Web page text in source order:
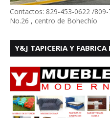
Contactos: 829-453-0622 /
No.26 , centro de Bohechío
Y&J TAPICERIA Y FABRICA